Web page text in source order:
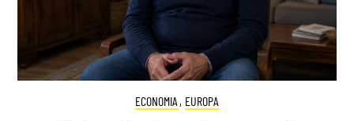
ECONOMIA , EUROPA